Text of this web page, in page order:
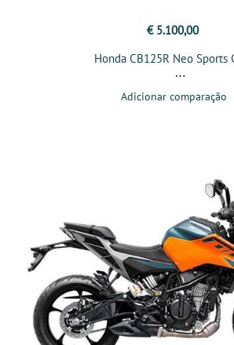
€ 5.100,00
Honda CB125R Neo Sports
Adicionar comparação